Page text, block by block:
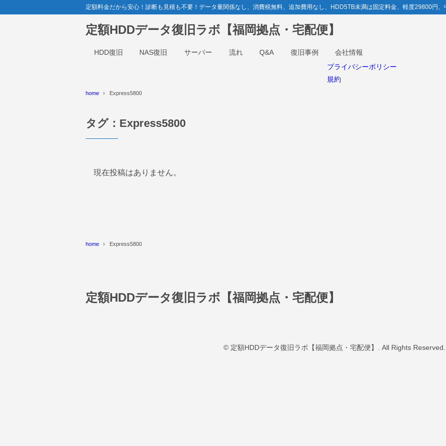
定額料金だから安心！診断も見積も不要！データ量関係なし、消費税無料、追加費用なし、HDD5TB未満は固定料金、軽度29800円、
定額HDDデータ復旧ラボ【福岡拠点・宅配便】
HDD復旧 NAS復旧 サーバー 流れ Q&A 復旧事例
会社情報
プライバシーポリシー
規約
home Express5800
タグ：Express5800
現在投稿はありません。
home Express5800
定額HDDデータ復旧ラボ【福岡拠点・宅配便】
© 定額HDDデータ復旧ラボ【福岡拠点・宅配便】. All Rights Reserved.